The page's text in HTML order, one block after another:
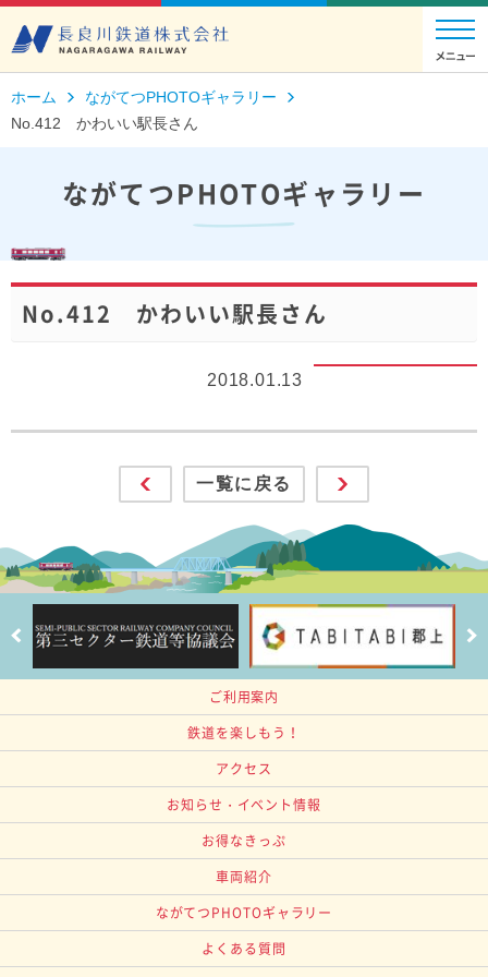
ホーム
ながてつPHOTOギャラリー
No.412 かわいい駅長さん
ながてつPHOTOギャラリー
No.412 かわいい駅長さん
2018.01.13
一覧に戻る
ご利用案内
鉄道を楽しもう！
アクセス
お知らせ・イベント情報
お得なきっぷ
車両紹介
ながてつPHOTOギャラリー
よくある質問